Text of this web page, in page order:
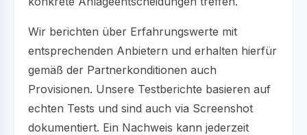
Wir berichten über Erfahrungswerte mit
entsprechenden Anbietern und erhalten hierfür
gemäß der Partnerkonditionen auch
Provisionen. Unsere Testberichte basieren auf
echten Tests und sind auch via Screenshot
dokumentiert. Ein Nachweis kann jederzeit